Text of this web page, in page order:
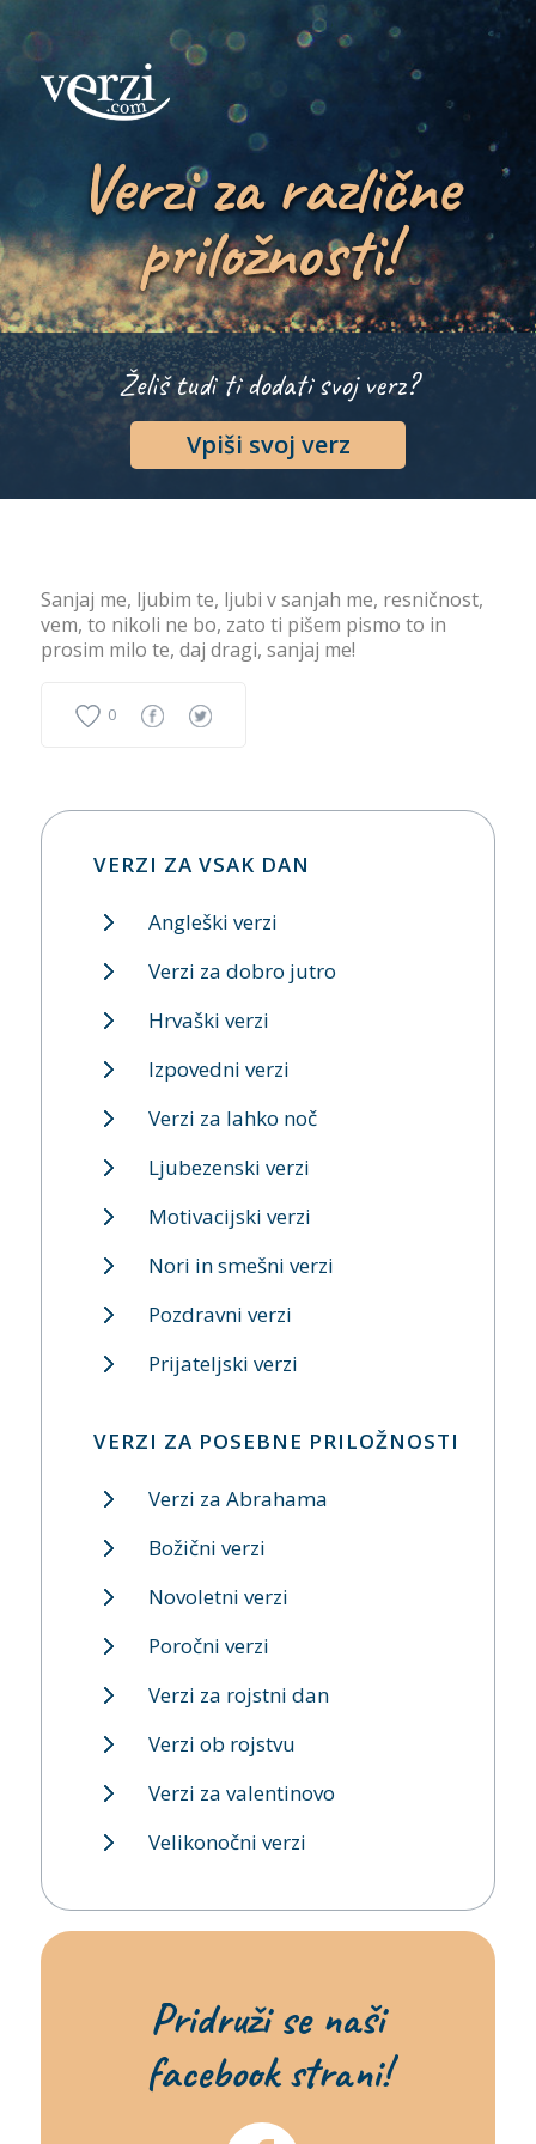
Verzi za različne
priložnosti!
Želiš tudi ti dodati svoj verz?
Vpiši svoj verz
Sanjaj me, ljubim te, ljubi v sanjah me, resničnost,
vem, to nikoli ne bo, zato ti pišem pismo to in
prosim milo te, daj dragi, sanjaj me!
0
VERZI ZA VSAK DAN
Angleški verzi
Verzi za dobro jutro
Hrvaški verzi
Izpovedni verzi
Verzi za lahko noč
Ljubezenski verzi
Motivacijski verzi
Nori in smešni verzi
Pozdravni verzi
Prijateljski verzi
VERZI ZA POSEBNE PRILOŽNOSTI
Verzi za Abrahama
Božični verzi
Novoletni verzi
Poročni verzi
Verzi za rojstni dan
Verzi ob rojstvu
Verzi za valentinovo
Velikonočni verzi
Pridruži se naši
facebook strani!